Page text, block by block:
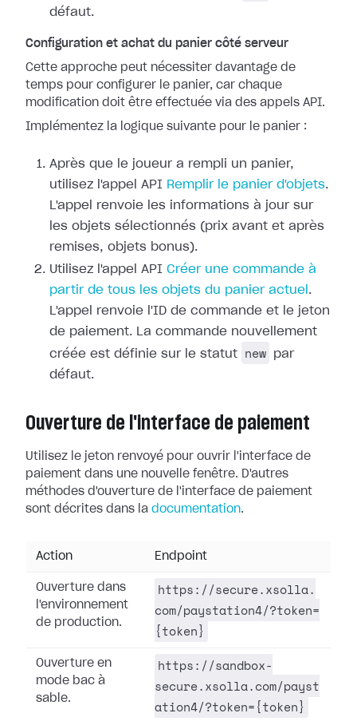
défaut.
Configuration et achat du panier côté serveur
Cette approche peut nécessiter davantage de
temps pour configurer le panier, car chaque
modification doit être effectuée via des appels API.
Implémentez la logique suivante pour le panier :
Après que le joueur a rempli un panier,
utilisez l'appel API Remplir le panier d'objets.
L'appel renvoie les informations à jour sur
les objets sélectionnés (prix avant et après
remises, objets bonus).
Utilisez l'appel API Créer une commande à
partir de tous les objets du panier actuel .
L'appel renvoie l'ID de commande et le jeton
de paiement. La commande nouvellement
créée est définie sur le statut
new
par
défaut.
Ouverture de l'interface de paiement
Utilisez le jeton renvoyé pour ouvrir l'interface de
paiement dans une nouvelle fenêtre. D'autres
méthodes d'ouverture de l'interface de paiement
sont décrites dans la documentation.
Action Endpoint
Ouverture dans
l'environnement
de production.
https://secure.xsolla.
com/paystation4/?token=
{token}
Ouverture en
mode bac à
sable.
https://sandbox-
secure.xsolla.com/payst
ation4/?token={token}